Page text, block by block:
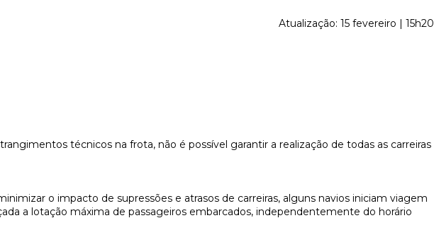
Atualização: 15 fevereiro | 15h20
técnicos na frota, não é possível garantir a realização de todas as carreiras
o impacto de supressões e atrasos de carreiras, alguns navios iniciam viagem
a lotação máxima de passageiros embarcados, independentemente do horário